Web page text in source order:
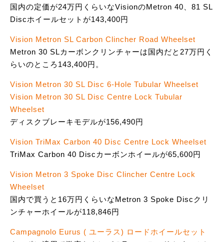
国内の定価が24万円くらいなVisionのMetron 40、81 SL
Discホイールセットが143,400円
Vision Metron SL Carbon Clincher Road Wheelset
Metron 30 SLカーボンクリンチャーは国内だと27万円く
らいのところ143,400円。
Vision Metron 30 SL Disc 6-Hole Tubular Wheelset
Vision Metron 30 SL Disc Centre Lock Tubular
Wheelset
ディスクブレーキモデルが156,490円
Vision TriMax Carbon 40 Disc Centre Lock Wheelset
TriMax Carbon 40 Discカーボンホイールが65,600円
Vision Metron 3 Spoke Disc Clincher Centre Lock
Wheelset
国内で買うと16万円くらいなMetron 3 Spoke Discクリ
ンチャーホイールが118,846円
Campagnolo Eurus ( ユーラス) ロードホイールセット